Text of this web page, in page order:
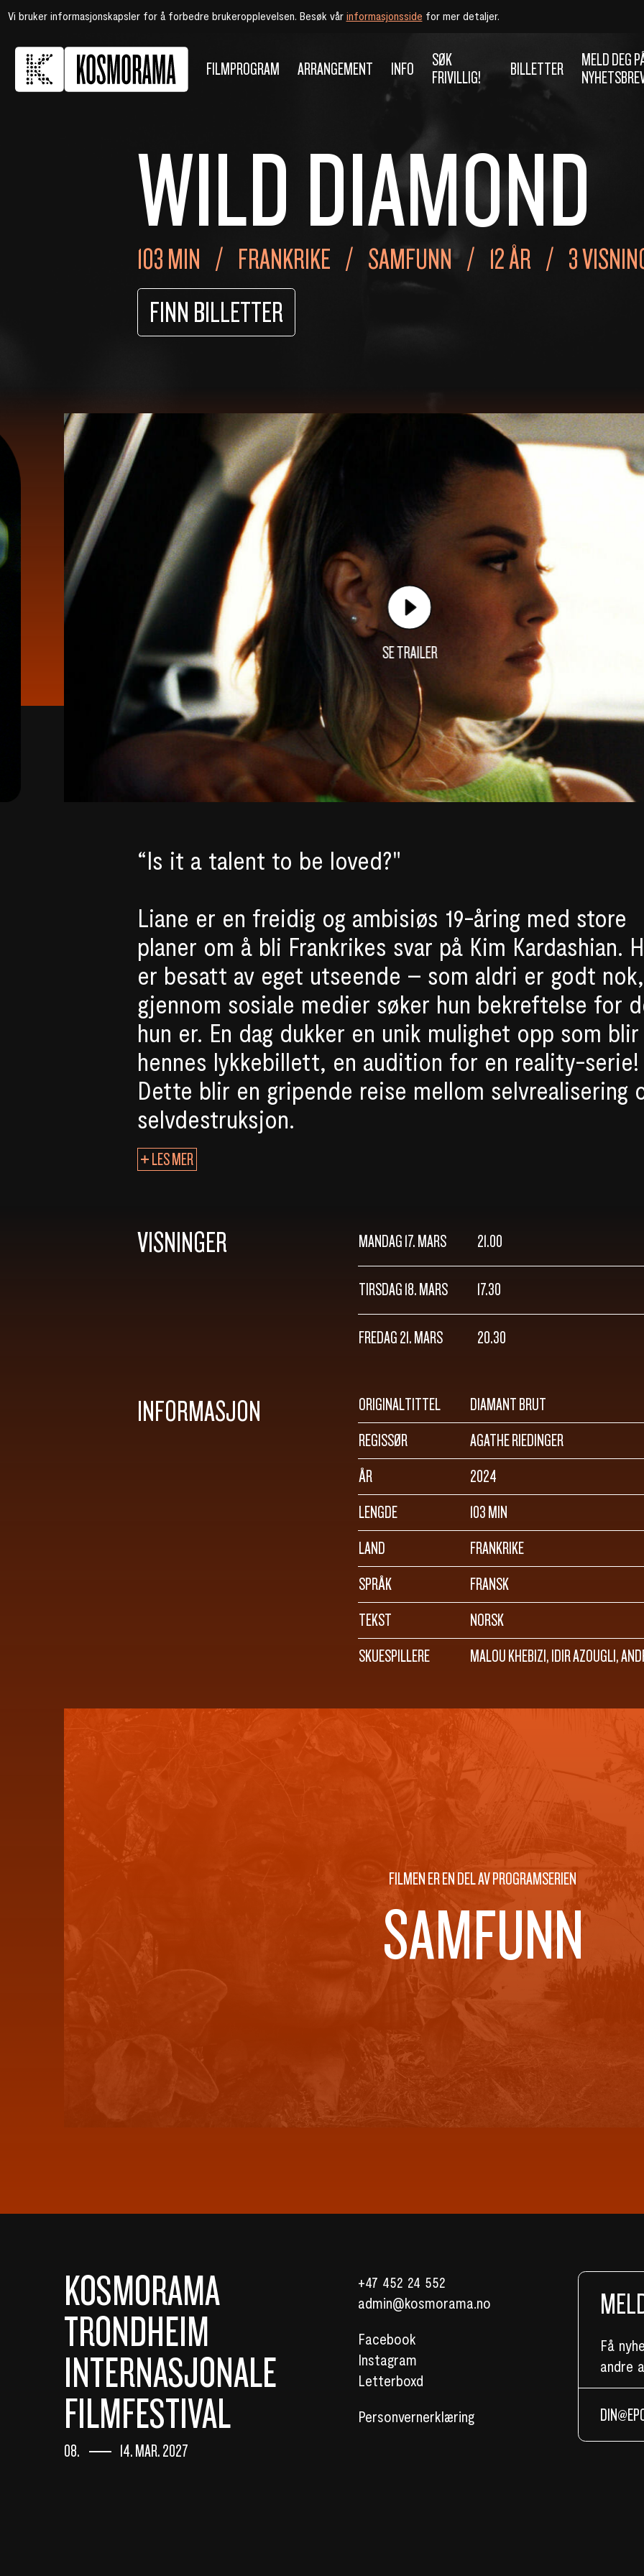
Vi bruker informasjonskapsler for å forbedre brukeropplevelsen. Besøk vår informasjonsside for mer detaljer.
FILMPROGRAM ARRANGEMENT INFO
SØK
FRIVILLIG!
BILLETTER
MELD DEG
WILD DIAMOND
103 MIN FRANKRIKE SAMFUNN 12 ÅR
3
FINN BILLETTER
SE TRAILER
“Is it a talent to be loved?"
Liane er en freidig og ambisiøs 19-åring med store
planer om å bli Frankrikes svar på Kim Kardashian.
er besatt av eget utseende – som aldri er godt
gjennom sosiale medier søker hun bekreftelse for
hun er. En dag dukker en unik mulighet opp som blir
hennes lykkebillett, en audition for en reality-serie!
Dette blir en gripende reise mellom selvrealisering
selvdestruksjon.
LES MER
VISNINGER MANDAG 17. MARS 21.00
TIRSDAG 18. MARS 17.30
FREDAG 21. MARS 20.30
INFORMASJON ORIGINALTITTEL
DIAMANT BRUT
REGISSØR
AGATHE RIEDINGER
ÅR
2024
LENGDE
103 MIN
LAND
FRANKRIKE
SPRÅK
FRANSK
TEKST
NORSK
SKUESPILLERE
MALOU KHEBIZI, IDIR AZOUGLI,
FILMEN ER EN DEL AV PROGRAMSERIEN
SAMFUNN
Få
andre
KOSMORAMA
TRONDHEIM
INTERNASJONALE
FILMFESTIVAL
08. 14. MAR. 2027
+47 452 24 552
admin@kosmorama.no
Facebook
Instagram
Letterboxd
Personvernerklæring